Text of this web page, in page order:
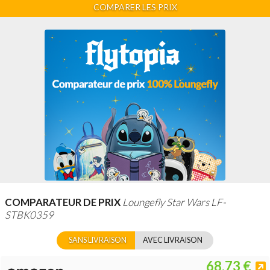
COMPARER LES PRIX
COMPARATEUR DE PRIX Loungefly Star Wars LF-
STBK0359
SANS LIVRAISON AVEC LIVRAISON
68.73 €